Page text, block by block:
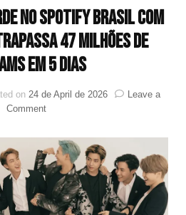
no Spotify Brasil com
47 milhões de
em 5 dias
on 24 de April de 2026
Leave a
Commenton
amplia
recorde
no
Spotify
Brasil
com